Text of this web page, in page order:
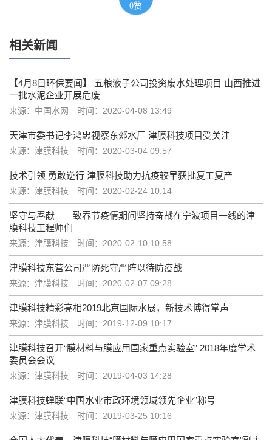
0赞
相关新闻
【4月8日环保要闻】 五粮液子公司投资废水处理项目 山西推进
一批水泥企业开展危废
来源：中国水网 时间：2020-04-08 13:49
天津市委书记李鸿忠视察东郊水厂 津膜科技项目受关注
来源：津膜科技 时间：2020-03-04 09:57
技术引领 勇敢逆行 津膜科技助力抗疫较早获批复工复产
来源：津膜科技 时间：2020-02-24 10:14
坚守与奉献——致春节疫情期间坚持奋战在宁波项目一线的津
膜科技工程师们
来源：津膜科技 时间：2020-02-10 10:58
津膜科技东营公司严防死守严阵以待防疫战
来源：津膜科技 时间：2020-02-07 09:28
津膜科技精彩亮相2019北京国际水展，新技术博得掌声
来源：津膜科技 时间：2019-12-09 10:17
津膜科技召开“膜材料与膜应用国家重点实验室” 2018年度学术
委员会会议
来源：津膜科技 时间：2019-04-03 14:28
津膜科技蝉联“中国水业市政环境领域领先企业”称号
来源：津膜科技 时间：2019-03-25 10:16